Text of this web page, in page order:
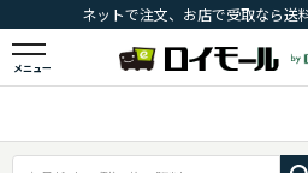
ネットで注文、お店で受取なら送
メニュー